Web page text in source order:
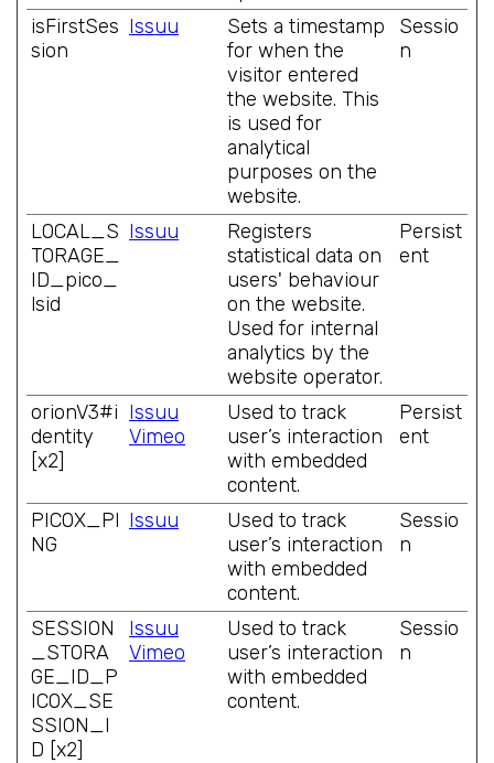
isFirstSes
sion
Issuu
Sets a timestamp
for when the
visitor entered
the website. This
is used for
analytical
purposes on the
website.
Sessio
n
LOCAL_S
TORAGE_
ID_pico_
lsid
Issuu
Registers
statistical data on
users' behaviour
on the website.
Used for internal
analytics by the
website operator.
Persist
ent
orionV3#i
dentity
[x2]
Issuu
Vimeo
Used to track
user’s interaction
with embedded
content.
Persist
ent
PICOX_PI
NG
Issuu
Used to track
user’s interaction
with embedded
content.
Sessio
n
SESSION
_STORA
GE_ID_P
ICOX_SE
SSION_I
D [x2]
Issuu
Vimeo
Used to track
user’s interaction
with embedded
content.
Sessio
n